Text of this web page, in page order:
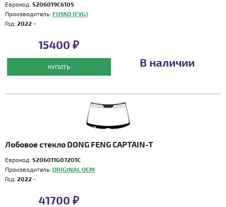
Еврокод: 5206019C6105
Производитель: FUYAO (FYG)
Год: 2022 -
15400 ₽
КУПИТЬ В наличии
Лобовое стекло DONG FENG CAPTAIN-T
Еврокод: 5206011G07201C
Производитель: ORIGINAL OEM
Год: 2022 -
41700 ₽